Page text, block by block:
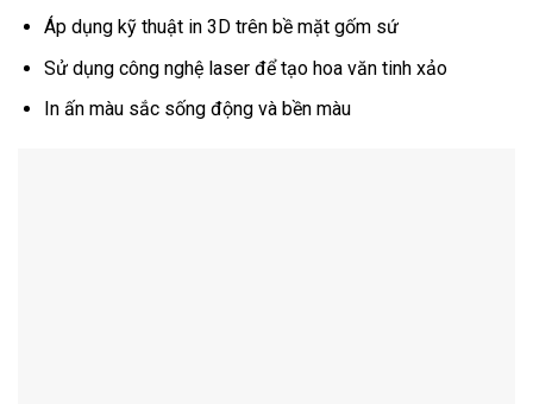
Áp dụng kỹ thuật in 3D trên bề mặt gốm sứ
Sử dụng công nghệ laser để tạo hoa văn tinh xảo
In ấn màu sắc sống động và bền màu